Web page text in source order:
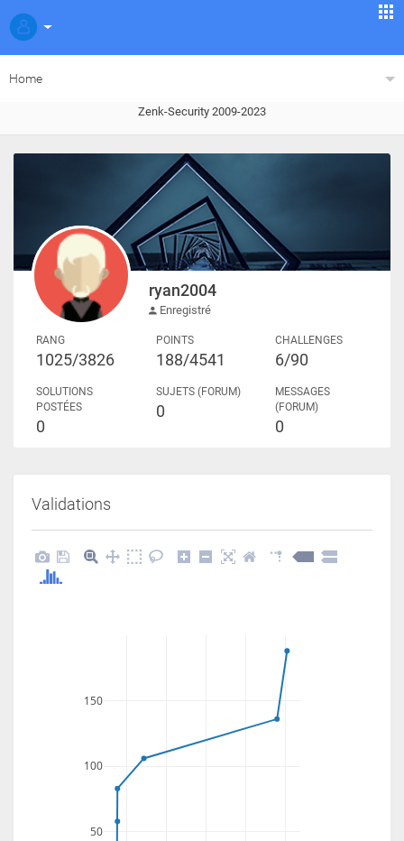
Home
Zenk-Security 2009-2023
ryan2004
Enregistré
RANG
1025/3826
POINTS
188/4541
CHALLENGES
6/90
SOLUTIONS
POSTÉES
0
SUJETS (FORUM)
0
MESSAGES
(FORUM)
0
Validations
50
100
150